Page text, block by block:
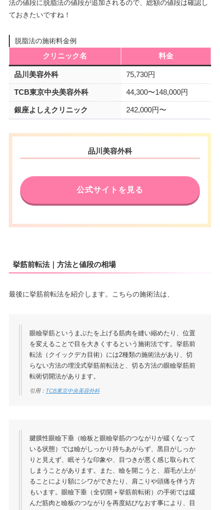
法の値段に脱脂法の値段が追加されるので、総額の値段は確認し
ておきたいですね！
脱脂法の施術料金例
クリニック名
料金
品川美容外科 75,730円
TCB東京中央美容外科 44,300〜148,000円
銀座よしえクリニック 242,000円〜
品川美容外科
公式サイトを見る
挙筋前転法｜方法と値段の相場
最後に挙筋前転法を紹介します。こちらの施術法は、
眼瞼挙筋というまぶたを上げる筋肉を縫い縮めたり、位置
を変えることで目を大きくするという施術法です。挙筋前
転法（クイックデカ目術）には2種類の施術法があり、切
らない方法の埋没式挙筋前転法と、切る方法の眼瞼挙筋前
転術切開法があります。
引用： TCB東京中央美容外科
腱膜性眼瞼下垂（瞼板と眼瞼挙筋のつながりが緩くなって
いる状態）では瞼がしっかり持ちあがらず、黒目がしっか
りと見えず、眠そうな印象や、目つきが悪く感じ取られて
しまうことがあります。また、瞼を開こうと、眉毛が上が
ることにより額にシワができたり、肩こりや頭痛を伴う方
もいます。眼瞼下垂（全切開＋挙筋前転術）の手術では緩
んだ筋肉と瞼板のつながりを再度結びなおす事により、目